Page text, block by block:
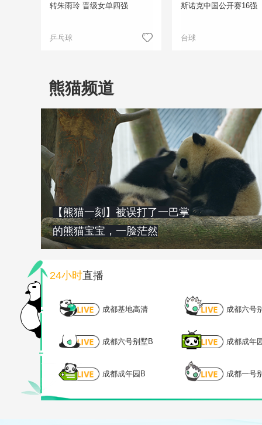
转朱雨玲 晋级女单四强
乒乓球
斯诺克中国公开赛16强
台球
熊猫频道
【熊猫一刻】被误打了一巴掌
的熊猫宝宝，一脸茫然
24小时直播
成都基地高清 成都六号
成都六号别墅B 成都成年
成都成年园B 成都一号